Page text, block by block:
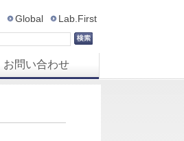
Global Lab.First
お問い合わせ